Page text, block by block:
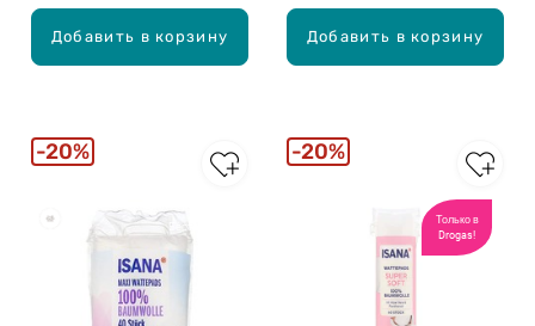
Добавить в корзину Добавить в корзину
Бестселлеры
20%
Только в
Drogas!
20%